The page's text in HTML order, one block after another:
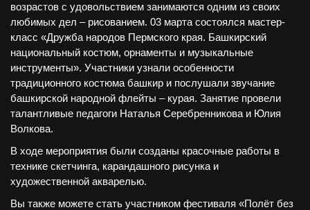
возрастов с удовольствием занимаются одним из своих
любимых дел – рисованием. 03 марта состоялся мастер-
класс «Дружба народов Пермского края. Башкирский
национальный костюм, орнаменты и музыкальные
инструменты». Участники узнали особенности
традиционного костюма башкир и послушали звучание
башкирской народной флейты – курая. Занятие провели
талантливые педагоги Наталья Серебренникова и Юлия
Волкова.
В ходе мероприятия были созданы красочные работы в
технике скетчинга, карандашного рисунка и
художественной акварелью.
Вы также можете стать участником фестиваля «Полёт без